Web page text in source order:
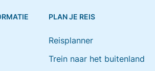
PLAN JE REIS
Reisplanner
Trein naar het buitenland